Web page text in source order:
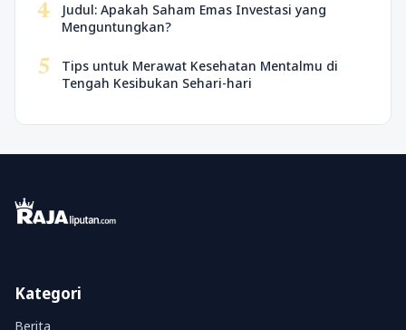
4
Judul: Apakah Saham Emas Investasi yang
Menguntungkan?
5
Tips untuk Merawat Kesehatan Mentalmu di
Tengah Kesibukan Sehari-hari
Kategori
Berita